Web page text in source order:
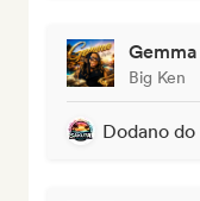
Gemma
Big Ken
Dodano